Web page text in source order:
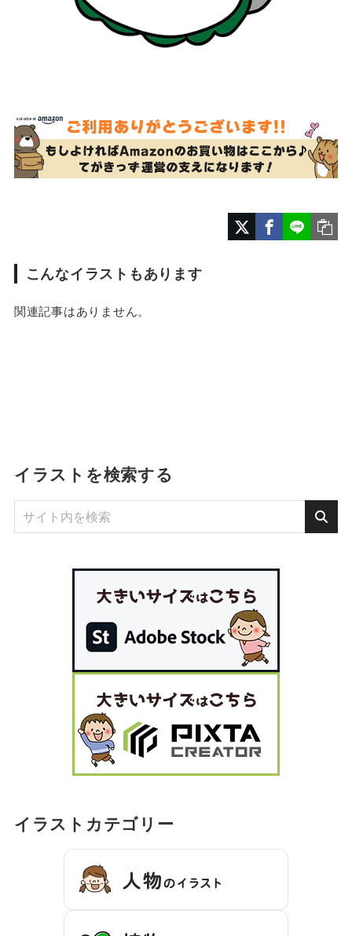
こんなイラストもあります
関連記事はありません。
イラストを検索する
イラストカテゴリー